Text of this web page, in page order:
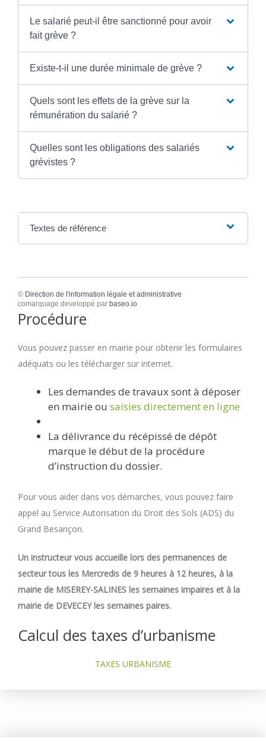
Le salarié peut-il être sanctionné pour avoir
fait grève ?
Existe-t-il une durée minimale de grève ?
Quels sont les effets de la grève sur la
rémunération du salarié ?
Quelles sont les obligations des salariés
grévistes ?
Textes de référence
© Direction de l'information légale et administrative
comarquage developpé par baseo.io
Procédure
Vous pouvez passer en mairie pour obtenir les formulaires
adéquats ou les télécharger sur internet.
Les demandes de travaux sont à déposer
en mairie ou saisies directement en ligne
La délivrance du récépissé de dépôt
marque le début de la procédure
d’instruction du dossier.
Pour vous aider dans vos démarches, vous pouvez faire
appel au Service Autorisation du Droit des Sols (ADS) du
Grand Besançon.
Un instructeur vous accueille lors des permanences de
secteur tous les Mercredis de 9 heures à 12 heures, à la
mairie de MISEREY-SALINES les semaines impaires et à la
mairie de DEVECEY les semaines paires.
Calcul des taxes d’urbanisme
TAXES URBANISME